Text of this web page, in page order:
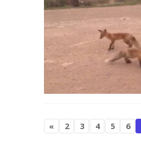
« 2 3 4 5 6